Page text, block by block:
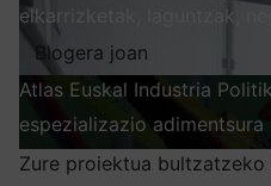
elkarrizketak, laguntzak,
Blogera joan
Atlas Euskal Industria
espezializazio adimentsura
Zure proiektua